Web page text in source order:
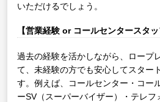
いただけるでしょう。
【営業経験 or コールセンタースタ
過去の経験を活かしながら、ロープ
て、未経験の方でも安心してスター
す。例えば、コールセンター・コー
ーSV（スーパーバイザー）・テレ